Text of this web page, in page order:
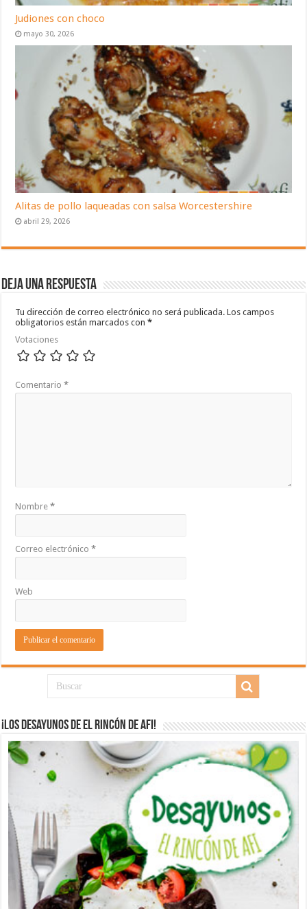
Judiones con choco
mayo 30, 2026
Alitas de pollo laqueadas con salsa Worcestershire
abril 29, 2026
Deja una respuesta
Tu dirección de correo electrónico no será publicada. Los campos
obligatorios están marcados con*
Votaciones
Comentario*
Nombre*
Correo electrónico*
Web
¡Los desayunos de El Rincón de Afi!